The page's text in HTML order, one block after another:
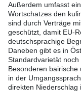
Außerdem umfasst
Wortschatzes den
sind durch Verträge
geschützt, damit EU-
deutschsprachige
Daneben gibt es in
Standardvarietät
Besonderen bairische
in der
direkten Niederschlag